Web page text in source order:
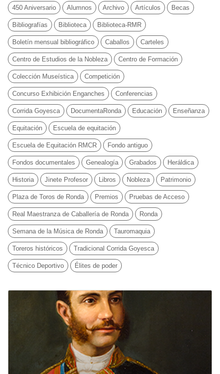
450 Aniversario Alumnos Archivo Artículos Becas
Bibliografías Biblioteca Biblioteca-RMR
Boletín mensual bibliográfico Caballos Carteles
Centro de Estudios de la Nobleza Centro de Formación
Colección Museística Competición
Concurso Exhibición Enganches Conferencias
Corrida Goyesca DocumentaRonda Educación Enseñanza
Equitación Escuela de equitación
Escuela de Equitación RMCR Fondo antiguo
Fondos documentales Genealogía Grabados Heráldica
Historia Jinete Profesor Libros Nobleza Patrimonio
Plaza de Toros de Ronda Premios Pruebas de Acceso
Real Maestranza de Caballería de Ronda Ronda
Semana de la Música de Ronda Tauromaquia
Toreros históricos Tradicional Corrida Goyesca
Técnico Deportivo Élites de poder